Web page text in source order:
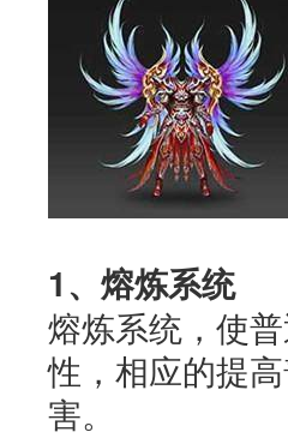
1、熔炼系统
熔炼系统，使
性，相应的提
害。